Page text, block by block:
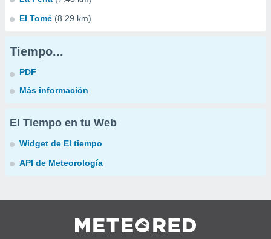
El Tomé (8.29 km)
Tiempo...
PDF
Más información
El Tiempo en tu Web
Widget de El tiempo
API de Meteorología